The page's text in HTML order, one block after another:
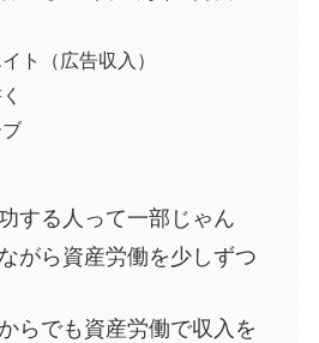
ト（広告収入）
する人って一部じゃん
がら資産労働を少しずつ
らでも資産労働で収入を